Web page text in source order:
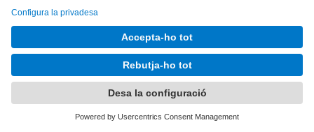
Carles Puente, un dels guardonats a la 20a Nit de
les Telecomunicacions i la Informàtica
Mobile World Centre, "Una finestra al Mobile World
Estudiants de l'EETAC desenvolupen una aplicació